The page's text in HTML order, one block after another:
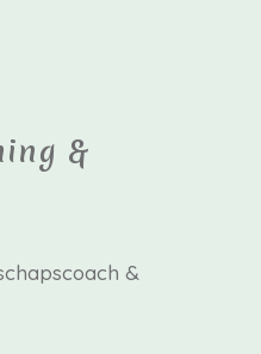
&
&